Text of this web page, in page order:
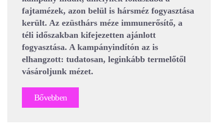
fajtamézek, azon belül is hársméz fogyasztása
került. Az ezüsthárs méze immunerősítő, a
téli időszakban kifejezetten ajánlott
fogyasztása. A kampányindítón az is
elhangzott: tudatosan, leginkább termelőtől
vásároljunk mézet.
Bővebben